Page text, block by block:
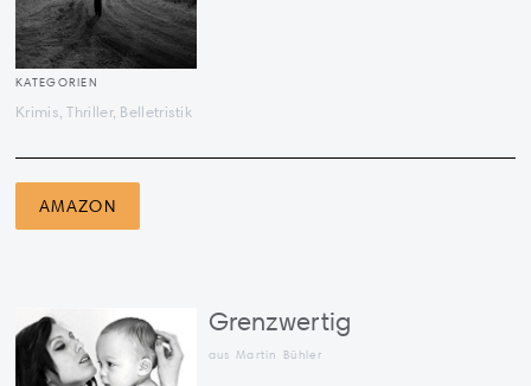
KATEGORIEN
Krimis, Thriller, Belletristik
AMAZON
Grenzwertig
aus Martin Bühler